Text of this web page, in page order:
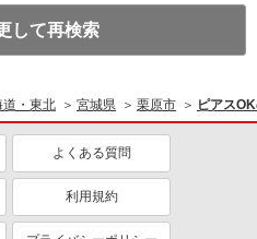
して再検索
道・東北 宮城県 栗原市 ピアス
よくある質問
利用規約